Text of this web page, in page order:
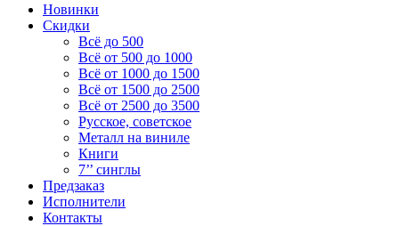
Новинки
Скидки
Всё до 500
Всё от 500 до 1000
Всё от 1000 до 1500
Всё от 1500 до 2500
Всё от 2500 до 3500
Русское, советское
Металл на виниле
Книги
7’’ синглы
Предзаказ
Исполнители
Контакты